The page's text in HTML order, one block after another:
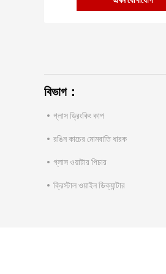
বিভাগ：
গ্লাস ড্রিংকিং কাপ
রঙিন কাচের মোমবাতি ধারক
গ্লাস ওয়াটার পিচার
ক্রিস্টাল ওয়াইন ডিক্যান্টার